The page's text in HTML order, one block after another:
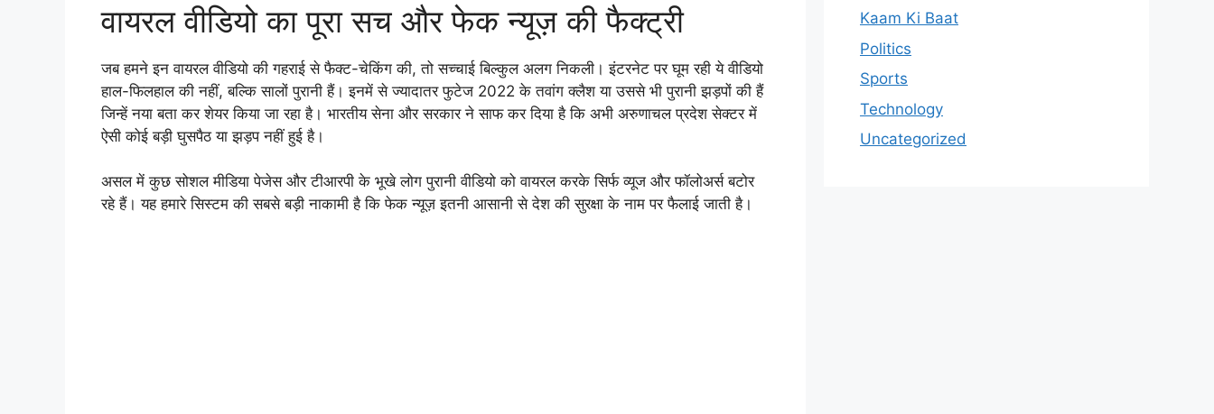
वायरल वीडियो का पूरा सच और फेक न्यूज़ की फैक्ट्री
जब हमने इन वायरल वीडियो की गहराई से फैक्ट-चेकिंग की, तो सच्चाई बिल्कुल अलग निकली। इंटरनेट पर घूम रही ये वीडियो
हाल-फिलहाल की नहीं, बल्कि सालों पुरानी हैं। इनमें से ज्यादातर फुटेज 2022 के तवांग क्लैश या उससे भी पुरानी झड़पों की हैं
जिन्हें नया बता कर शेयर किया जा रहा है। भारतीय सेना और सरकार ने साफ कर दिया है कि अभी अरुणाचल प्रदेश सेक्टर में
ऐसी कोई बड़ी घुसपैठ या झड़प नहीं हुई है।
असल में कुछ सोशल मीडिया पेजेस और टीआरपी के भूखे लोग पुरानी वीडियो को वायरल करके सिर्फ व्यूज और फॉलोअर्स बटोर
रहे हैं। यह हमारे सिस्टम की सबसे बड़ी नाकामी है कि फेक न्यूज़ इतनी आसानी से देश की सुरक्षा के नाम पर फैलाई जाती है।
Kaam Ki Baat
Politics
Sports
Technology
Uncategorized